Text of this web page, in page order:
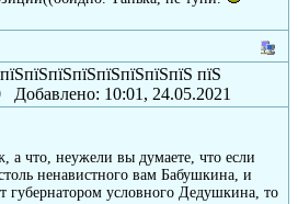
пїЅ
Добавлено: 10:01, 24.05.2021
а что, неужели вы думаете, что если
ненавистного вам Бабушкина, и
губернатором условного Дедушкина, то